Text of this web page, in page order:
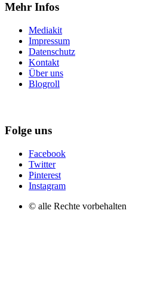
Mehr Infos
Mediakit
Impressum
Datenschutz
Kontakt
Über uns
Blogroll
Folge uns
Facebook
Twitter
Pinterest
Instagram
© alle Rechte vorbehalten